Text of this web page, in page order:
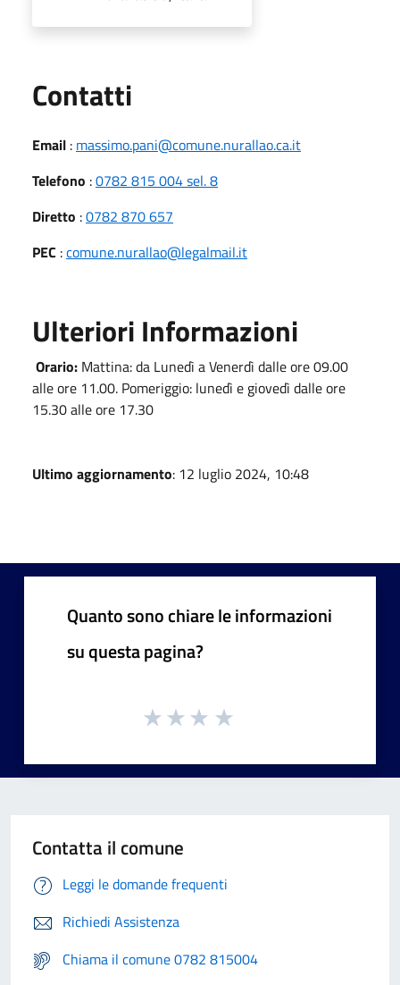
Contatti
Email : massimo.pani@comune.nurallao.ca.it
Telefono :0782 815 004 sel. 8
Diretto :0782 870 657
PEC :comune.nurallao@legalmail.it
Ulteriori Informazioni
Orario: Mattina: da Lunedì a Venerdì dalle ore 09.00
alle ore 11.00. Pomeriggio: lunedì e giovedì dalle ore
15.30 alle ore 17.30
Ultimo aggiornamento: 12 luglio 2024, 10:48
Quanto sono chiare le informazioni
su questa pagina?
Contatta il comune
Leggi le domande frequenti
Richiedi Assistenza
Chiama il comune 0782 815004